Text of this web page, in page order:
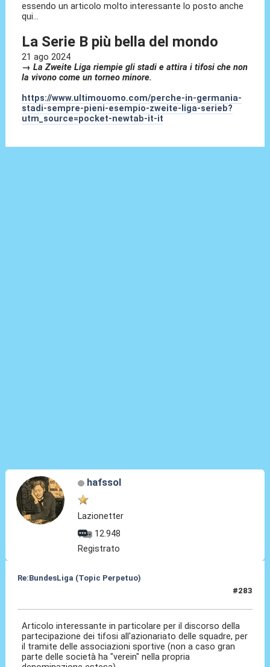
essendo un articolo molto interessante lo posto anche
qui...
La Serie B più bella del mondo
21 ago 2024
→ La Zweite Liga riempie gli stadi e attira i tifosi che non
la vivono come un torneo minore.
https://www.ultimouomo.com/perche-in-germania-
stadi-sempre-pieni-esempio-zweite-liga-serieb?
utm_source=pocket-newtab-it-it
hafssol
Lazionetter
12.948
Registrato
Re:BundesLiga (Topic Perpetuo)
#283
Articolo interessante in particolare per il discorso della
partecipazione dei tifosi all'azionariato delle squadre, per
il tramite delle associazioni sportive (non a caso gran
parte delle società ha "verein" nella propria